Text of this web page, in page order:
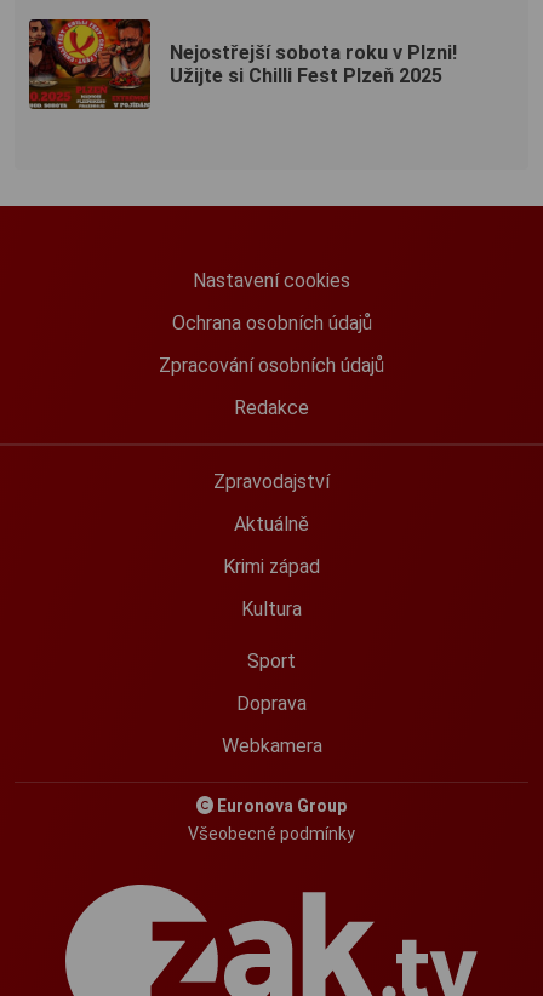
Nejostřejší sobota roku v Plzni!
Užijte si Chilli Fest Plzeň 2025
Nastavení cookies
Ochrana osobních údajů
Zpracování osobních údajů
Redakce
Zpravodajství
Aktuálně
Krimi západ
Kultura
Sport
Doprava
Webkamera
Euronova Group
Všeobecné podmínky